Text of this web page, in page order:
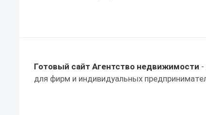
Готовый сайт Агентство недвижимости -
для фирм и индивидуальных